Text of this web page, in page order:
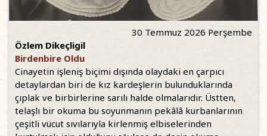
30 Temmuz 2026 Perşembe
Özlem Dikeçligil
Birdenbire Oldu
Cinayetin işleniş biçimi dışında olaydaki en çarpıcı
detaylardan biri de kız kardeşlerin bulunduklarında
çıplak ve birbirlerine sarılı halde olmalarıdır. Üstten,
telaşlı bir okuma bu soyunmanın pekâlâ kurbanlarının
çeşitli vücut sıvılarıyla kirlenmiş elbiselerinden